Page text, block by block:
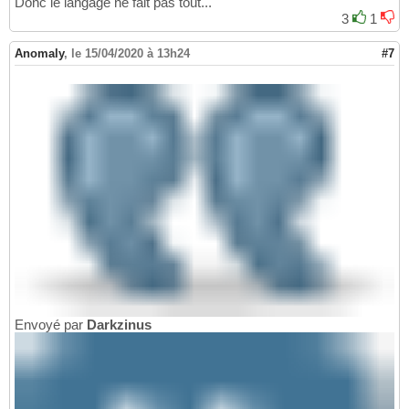
3
1
Anomaly, le 15/04/2020 à 13h24 #7
Envoyé par Darkzinus